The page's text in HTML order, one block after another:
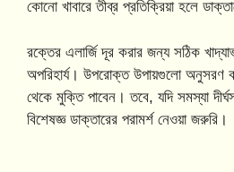
কোনো খাবারে তীব্র প্রতিক্রিয়া হলে
রক্তের এলার্জি দূর করার জন্য সঠিক
অপরিহার্য। উপরোক্ত উপায়গুলো অনুসরণ
থেকে মুক্তি পাবেন। তবে, যদি সমস্যা
বিশেষজ্ঞ ডাক্তারের পরামর্শ নেওয়া জরুরি।